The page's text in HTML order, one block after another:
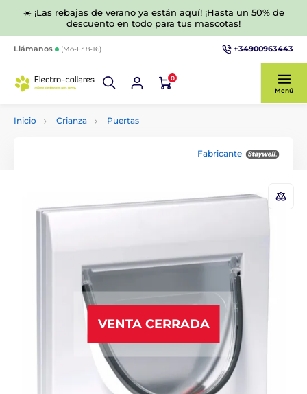
☀️ ¡Las rebajas de verano ya están aquí! ¡Hasta un 50% de
descuento en todo para tus mascotas!
Llámanos (Mo-Fr 8-16) +34900963443
0
Menú
Inicio Crianza Puertas
Fabricante
VENTA CERRADA